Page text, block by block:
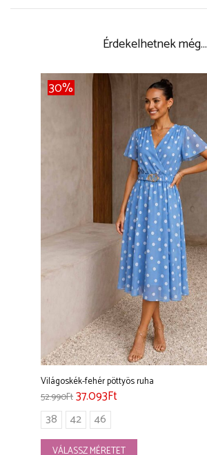
Érdekelhetnek még…
30%
Világoskék-fehér pöttyös ruha
52.990Ft37.093Ft
38 42 46
VÁLASSZ MÉRETET